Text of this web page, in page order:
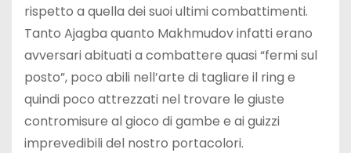
rispetto a quella dei suoi ultimi combattimenti.
Tanto Ajagba quanto Makhmudov infatti erano
avversari abituati a combattere quasi “fermi sul
posto”, poco abili nell’arte di tagliare il ring e
quindi poco attrezzati nel trovare le giuste
contromisure al gioco di gambe e ai guizzi
imprevedibili del nostro portacolori.